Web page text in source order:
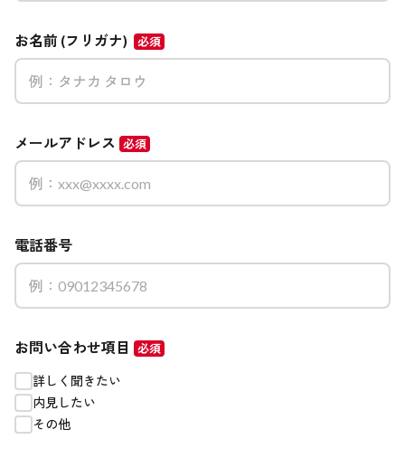
お名前 (フリガナ) 必須
メールアドレス 必須
電話番号
お問い合わせ項目 必須
詳しく聞きたい
内見したい
その他